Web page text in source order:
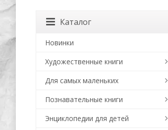
Каталог
Новинки
Художественные книги
Для самых маленьких
Познавательные книги
Энциклопедии для детей